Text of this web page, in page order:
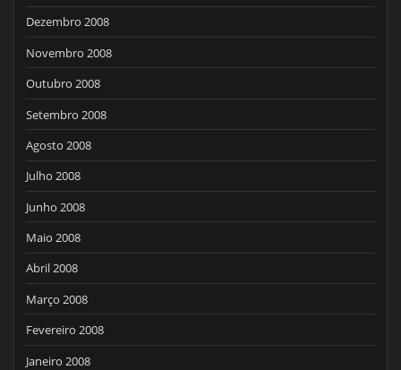
Dezembro 2008
Novembro 2008
Outubro 2008
Setembro 2008
Agosto 2008
Julho 2008
Junho 2008
Maio 2008
Abril 2008
Março 2008
Fevereiro 2008
Janeiro 2008